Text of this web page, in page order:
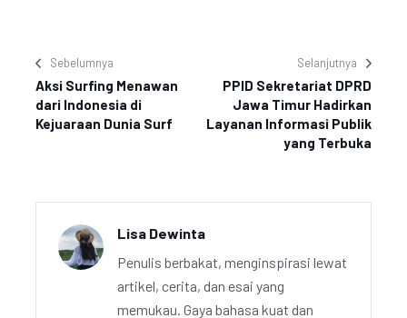
Sebelumnya
Aksi Surfing Menawan
dari Indonesia di
Kejuaraan Dunia Surf
Selanjutnya
PPID Sekretariat DPRD
Jawa Timur Hadirkan
Layanan Informasi Publik
yang Terbuka
Lisa Dewinta
Penulis berbakat, menginspirasi lewat
artikel, cerita, dan esai yang
memukau. Gaya bahasa kuat dan